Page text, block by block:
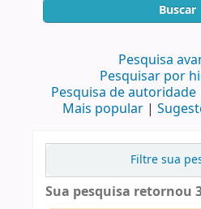
Buscar
Pesquisa
Pesquisar por
Pesquisa de autoridade
Mais popular
Filtre sua
Sua pesquisa retornou